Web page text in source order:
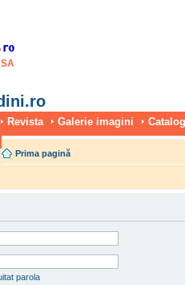
Revista Galerie imagini
Prima pagină
parola